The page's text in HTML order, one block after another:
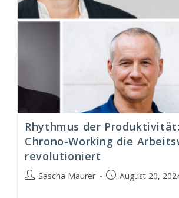
Rhythmus der
Chrono-Working die
revolutioniert
Beitrags-
Sascha Maurer
BeitragAugust 20,